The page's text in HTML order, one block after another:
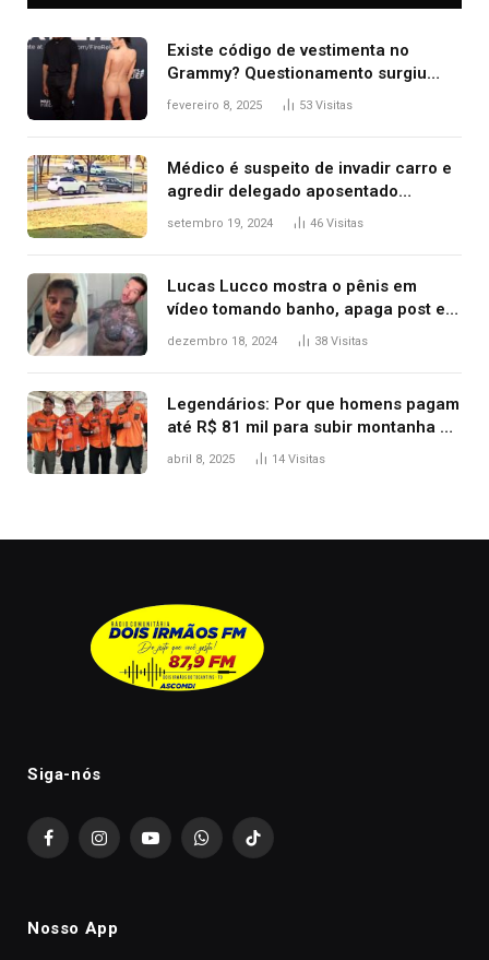
Existe código de vestimenta no
Grammy? Questionamento surgiu
após Bianca Censori, mulher de
fevereiro 8, 2025 53 Visitas
Médico é suspeito de invadir carro e
agredir delegado aposentado
durante confusão no trânsito
setembro 19, 2024 46 Visitas
Lucas Lucco mostra o pênis em
vídeo tomando banho, apaga post e
diz ‘foi mal’
dezembro 18, 2024 38 Visitas
Legendários: Por que homens pagam
até R$ 81 mil para subir montanha e
melhorar casamento?
abril 8, 2025 14 Visitas
Siga-nós
FacebookInstagramYouTubeWhatsAppTikTok
Nosso App